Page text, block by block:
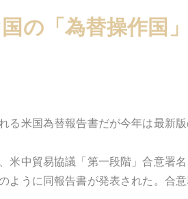
の「為替操作国
る米国為替報告書だが今年は最新
米中貿易協議「第一段階」合意署
ように同報告書が発表された。合意